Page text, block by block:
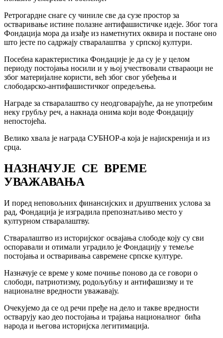
Ретрогардне снаге су чиниле све да сузе простор за
остваривање истине полазне антифашистичке идеје. Због тога
Фондација мора да изађе из наметнутих оквира и постане оно
што јесте по садржају стваралаштва у српској култури.
Посебна карактеристика Фондације је да су је у целом
периоду постојања носили и у њој учествовали ствараоци не
због материјалне користи, већ због свог убеђења и
слободарско-антифашистичког опредељења.
Награде за стваралаштво су неодговарајуће, да не употребим
неку грубљу реч, а накнада онима који воде Фондацију
непостојећа.
Велико хвала је награда СУБНОР-а која је најискренија и из
срца.
НАЗНАЧУЈЕ СЕ ВРЕМЕ
УВАЖАВАЊА
И поред неповољних финансијских и друштвених услова за
рад, Фондација је изградила препознатљиво место у
културном стваралаштву.
Стваралаштво из историјског освајања слободе коју су сви
оспоравали и отимали уградило је Фондацију у темеље
постојања и остваривања савремене српске културе.
Назначује се време у коме почиње поново да се говори о
слободи, патриотизму, родољубљу и антифашизму и те
националне вредности уважавају.
Очекујемо да се од речи пређе на дело и такве вредности
остварују као део постојања и трајања националног бића
народа и његова историјска легитимација.